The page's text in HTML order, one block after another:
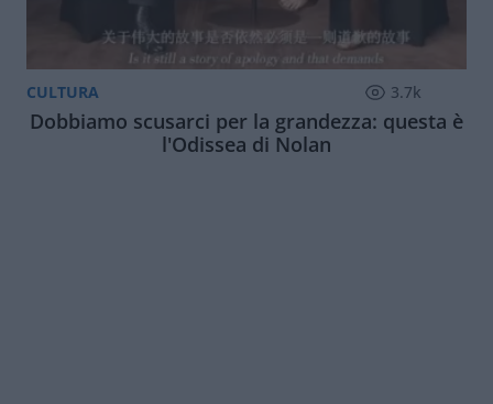
CULTURA 3.7k
Dobbiamo scusarci per la grandezza: questa è
l'Odissea di Nolan